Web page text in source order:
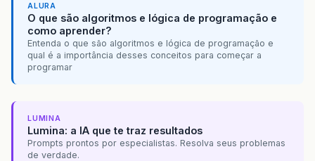
ALURA
O que são algoritmos e lógica de programação e
como aprender?
Entenda o que são algoritmos e lógica de programação e
qual é a importância desses conceitos para começar a
programar
LUMINA
Lumina: a IA que te traz resultados
Prompts prontos por especialistas. Resolva seus problemas
de verdade.